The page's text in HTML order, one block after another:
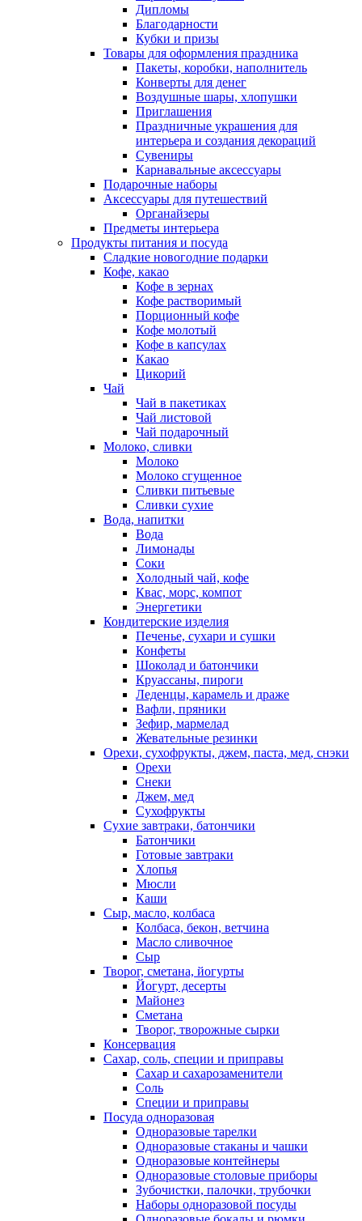
Дипломы
Благодарности
Кубки и призы
Товары для оформления праздника
Пакеты, коробки, наполнитель
Конверты для денег
Воздушные шары, хлопушки
Приглашения
Праздничные украшения для
интерьера и создания декораций
Сувениры
Карнавальные аксессуары
Подарочные наборы
Аксессуары для путешествий
Органайзеры
Предметы интерьера
Продукты питания и посуда
Сладкие новогодние подарки
Кофе, какао
Кофе в зернах
Кофе растворимый
Порционный кофе
Кофе молотый
Кофе в капсулах
Какао
Цикорий
Чай
Чай в пакетиках
Чай листовой
Чай подарочный
Молоко, сливки
Молоко
Молоко сгущенное
Сливки питьевые
Сливки сухие
Вода, напитки
Вода
Лимонады
Соки
Холодный чай, кофе
Квас, морс, компот
Энергетики
Кондитерские изделия
Печенье, сухари и сушки
Конфеты
Шоколад и батончики
Круассаны, пироги
Леденцы, карамель и драже
Вафли, пряники
Зефир, мармелад
Жевательные резинки
Орехи, сухофрукты, джем, паста, мед, снэки
Орехи
Снеки
Джем, мед
Сухофрукты
Сухие завтраки, батончики
Батончики
Готовые завтраки
Хлопья
Мюсли
Каши
Сыр, масло, колбаса
Колбаса, бекон, ветчина
Масло сливочное
Сыр
Творог, сметана, йогурты
Йогурт, десерты
Майонез
Сметана
Творог, творожные сырки
Консервация
Сахар, соль, специи и приправы
Сахар и сахарозаменители
Соль
Специи и приправы
Посуда одноразовая
Одноразовые тарелки
Одноразовые стаканы и чашки
Одноразовые контейнеры
Одноразовые столовые приборы
Зубочистки, палочки, трубочки
Наборы одноразовой посуды